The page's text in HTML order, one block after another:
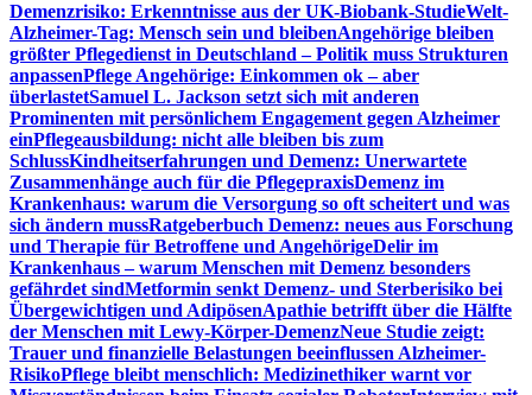
Demenzrisiko: Erkenntnisse aus der UK-Biobank-StudieWelt-
Alzheimer-Tag: Mensch sein und bleibenAngehörige bleiben
größter Pflegedienst in Deutschland – Politik muss Strukturen
anpassenPflege Angehörige: Einkommen ok – aber
überlastetSamuel L. Jackson setzt sich mit anderen
Prominenten mit persönlichem Engagement gegen Alzheimer
einPflegeausbildung: nicht alle bleiben bis zum
SchlussKindheitserfahrungen und Demenz: Unerwartete
Zusammenhänge auch für die PflegepraxisDemenz im
Krankenhaus: warum die Versorgung so oft scheitert und was
sich ändern mussRatgeberbuch Demenz: neues aus Forschung
und Therapie für Betroffene und AngehörigeDelir im
Krankenhaus – warum Menschen mit Demenz besonders
gefährdet sindMetformin senkt Demenz- und Sterberisiko bei
Übergewichtigen und AdipösenApathie betrifft über die Hälfte
der Menschen mit Lewy-Körper-DemenzNeue Studie zeigt:
Trauer und finanzielle Belastungen beeinflussen Alzheimer-
RisikoPflege bleibt menschlich: Medizinethiker warnt vor